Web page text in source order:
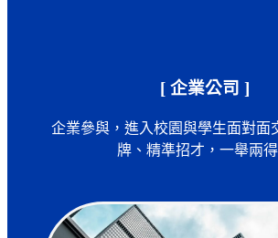
[ 企業公司 ]
企業參與，進入校園與學生面對面
牌、精準招才，一舉兩得